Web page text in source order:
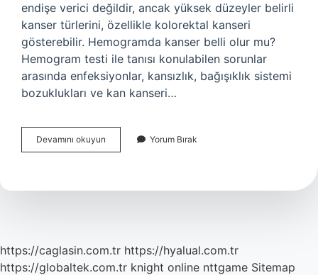
endişe verici değildir, ancak yüksek düzeyler belirli
kanser türlerini, özellikle kolorektal kanseri
gösterebilir. Hemogramda kanser belli olur mu?
Hemogram testi ile tanısı konulabilen sorunlar
arasında enfeksiyonlar, kansızlık, bağışıklık sistemi
bozuklukları ve kan kanseri…
Devamını okuyun
Kan
Yorum Bırak
https://caglasin.com.tr https://hyalual.com.tr
https://globaltek.com.tr knight online nttgame Sitemap